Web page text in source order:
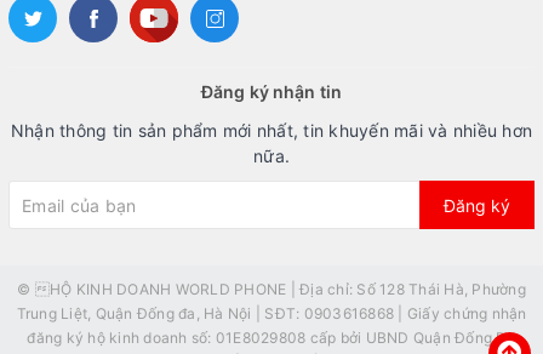
Đăng ký nhận tin
Nhận thông tin sản phẩm mới nhất, tin khuyến mãi và nhiều hơn
nữa.
Đăng ký
© HỘ KINH DOANH WORLD PHONE | Địa chỉ: Số 128 Thái Hà, Phường
Trung Liệt, Quận Đống đa, Hà Nội | SĐT: 0903616868 | Giấy chứng nhận
đăng ký hộ kinh doanh số: 01E8029808 cấp bởi UBND Quận Đống Đa